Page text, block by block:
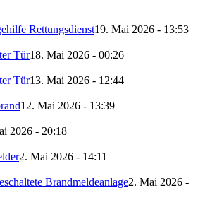
Rettungsdienst19. Mai 2026 - 13:53
Tür18. Mai 2026 - 00:26
Tür13. Mai 2026 - 12:44
12. Mai 2026 - 13:39
2026 - 20:18
2. Mai 2026 - 14:11
Brandmeldeanlage2. Mai 2026 -